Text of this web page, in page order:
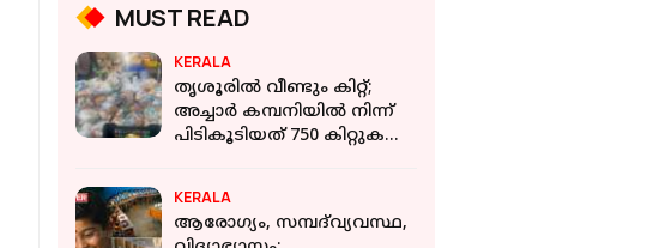
MUST READ
KERALA
തൃശൂരിൽ വീണ്ടും കിറ്റ്;
അച്ചാർ കമ്പനിയിൽ നിന്ന്
പിടികൂടിയത് 750 കിറ്റുകള്‍;
KERALA
ആരോഗ്യം, സമ്പദ്‌വ്യവസ്ഥ,